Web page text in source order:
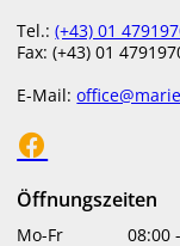
Viele Jahre
Tel.:(+43) 01
Fax: (+43) 01
E-Mail:
Öffnungszeiten
Mo-Fr 08:00 -